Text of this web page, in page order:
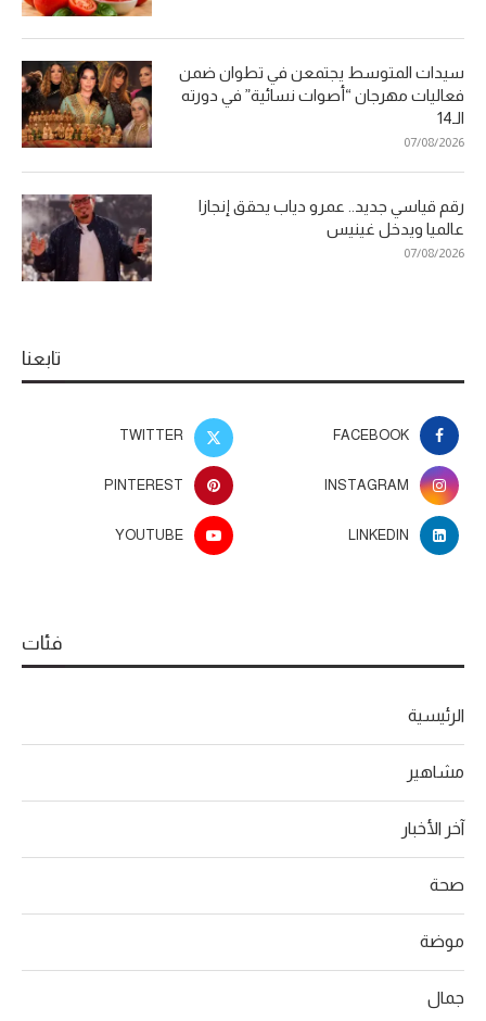
سيدات المتوسط يجتمعن في تطوان ضمن
فعاليات مهرجان “أصوات نسائية” في دورته
الـ14
07/08/2026
رقم قياسي جديد.. عمرو دياب يحقق إنجازا
عالميا ويدخل غينيس
07/08/2026
تابعنا
FACEBOOK
TWITTER
INSTAGRAM
PINTEREST
LINKEDIN
YOUTUBE
فئات
الرئيسية
مشاهير
آخر الأخبار
صحة
موضة
جمال